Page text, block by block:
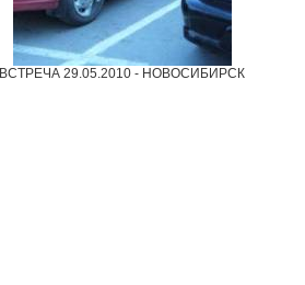
ВСТРЕЧА 29.05.2010 - НОВОСИБИРСК